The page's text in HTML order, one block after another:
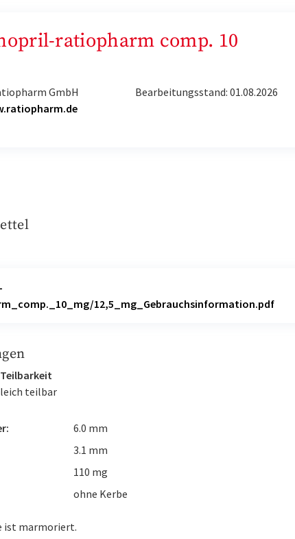
ratiopharm comp. 10
GmbH
Bearbeitungsstand: 01.08.2026
12,5_mg_Gebrauchsinformation.pdf
teilbar
6.0 mm
3.1 mm
110 mg
ohne Kerbe
ist marmoriert.